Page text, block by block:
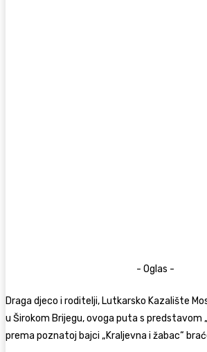
- Oglas -
Draga djeco i roditelji, Lutkarsko Kazalište
u Širokom Brijegu, ovoga puta s predstavom
prema poznatoj bajci „Kraljevna i žabac“